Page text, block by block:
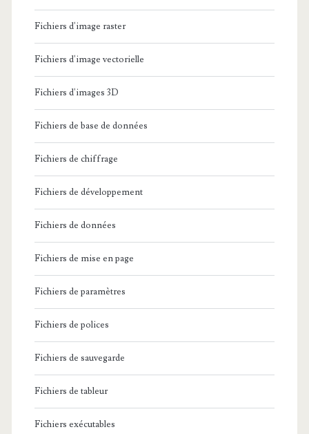
Fichiers d'image raster
Fichiers d'image vectorielle
Fichiers d'images 3D
Fichiers de base de données
Fichiers de chiffrage
Fichiers de développement
Fichiers de données
Fichiers de mise en page
Fichiers de paramètres
Fichiers de polices
Fichiers de sauvegarde
Fichiers de tableur
Fichiers exécutables